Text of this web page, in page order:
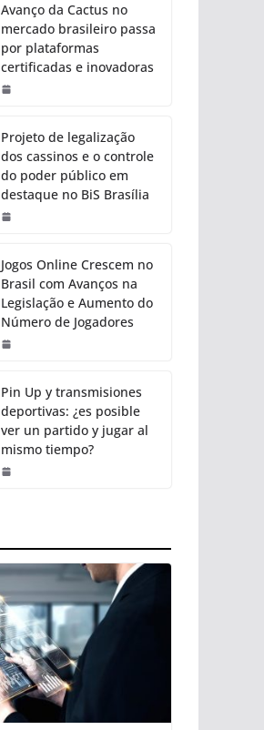
Avanço da Cactus no
mercado brasileiro passa
por plataformas
certificadas e inovadoras
Projeto de legalização
dos cassinos e o controle
do poder público em
destaque no BiS Brasília
Jogos Online Crescem no
Brasil com Avanços na
Legislação e Aumento do
Número de Jogadores
Pin Up y transmisiones
deportivas: ¿es posible
ver un partido y jugar al
mismo tiempo?